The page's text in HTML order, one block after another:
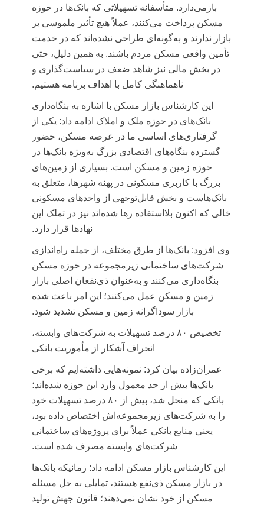
بازمی‌دارد. متأسفانه تسهیلاتی که بانک‌ها در حوزه
مسکن پرداخت می‌کنند، عملاً هیچ تأثیر ملموسی بر
بازار ندارند و به‌گونه‌ای طراحی نشده‌اند که در خدمت
تأمین واقعی مسکن مردم باشند. به همین دلیل، حتی
در بخش مالی نیز شاهد ضعف در سیاست‌گذاری و
ناهماهنگی کامل با اهداف برنامه هستیم.
این کارشناس بازار مسکن با اشاره به بنگاه‌داری
بانک‌های در حوزه ملک و املاک ادامه داد: یکی از
گرفتاری‌های اساسی ما در عرصه مسکن، حضور
گسترده بنگاه‌های اقتصادی بزرگ به‌ویژه بانک‌ها در
حوزه زمین و مسکن است. بسیاری از زمین‌های
بزرگ با کاربری مسکونی در پهنه شهرها، متعلق به
بانک‌هاست و بخش قابل‌توجهی از واحدهای مسکونی
خالی که اکنون بلااستفاده رها شده‌اند نیز در تملک این
نهادها قرار دارد.
وی افزود: بانک‌ها از طرق مختلف، از جمله راه‌اندازی
شرکت‌های ساختمانی زیرمجموعه در حوزه مسکن
بنگاه‌داری می‌کنند و به‌عنوان ذی‌نفعان اصلی بازار
زمین و مسکن عمل می‌کنند؛ این امر باعث شده
بازار سوداگرانه زمین و مسکن تشدید شود.
تخصیص ۸۰ درصد تسهیلات به شرکت‌های وابسته،
انحراف آشکار از مأموریت بانکی
عمران‌زاده بیان کرد: نمونه‌هایی داشته‌ایم که برخی
بانک‌ها بیش از حد معمول وارد این حوزه شده‌اند؛
بانکی که منحل شد، بیش از ۸۰ درصد تسهیلات خود
را به شرکت‌های زیرمجموعه‌اش اختصاص داده بود،
یعنی منابع بانکی عملاً برای پروژه‌های ساختمانی
شرکت‌های وابسته مصرف شده است.
این کارشناس بازار مسکن ادامه داد: زمانیکه بانک‌ها
در بازار مسکن ذی‌نفع هستند، تمایلی به حل مسئله
مسکن از خود نشان نمی‌دهند؛ قانون جهش تولید